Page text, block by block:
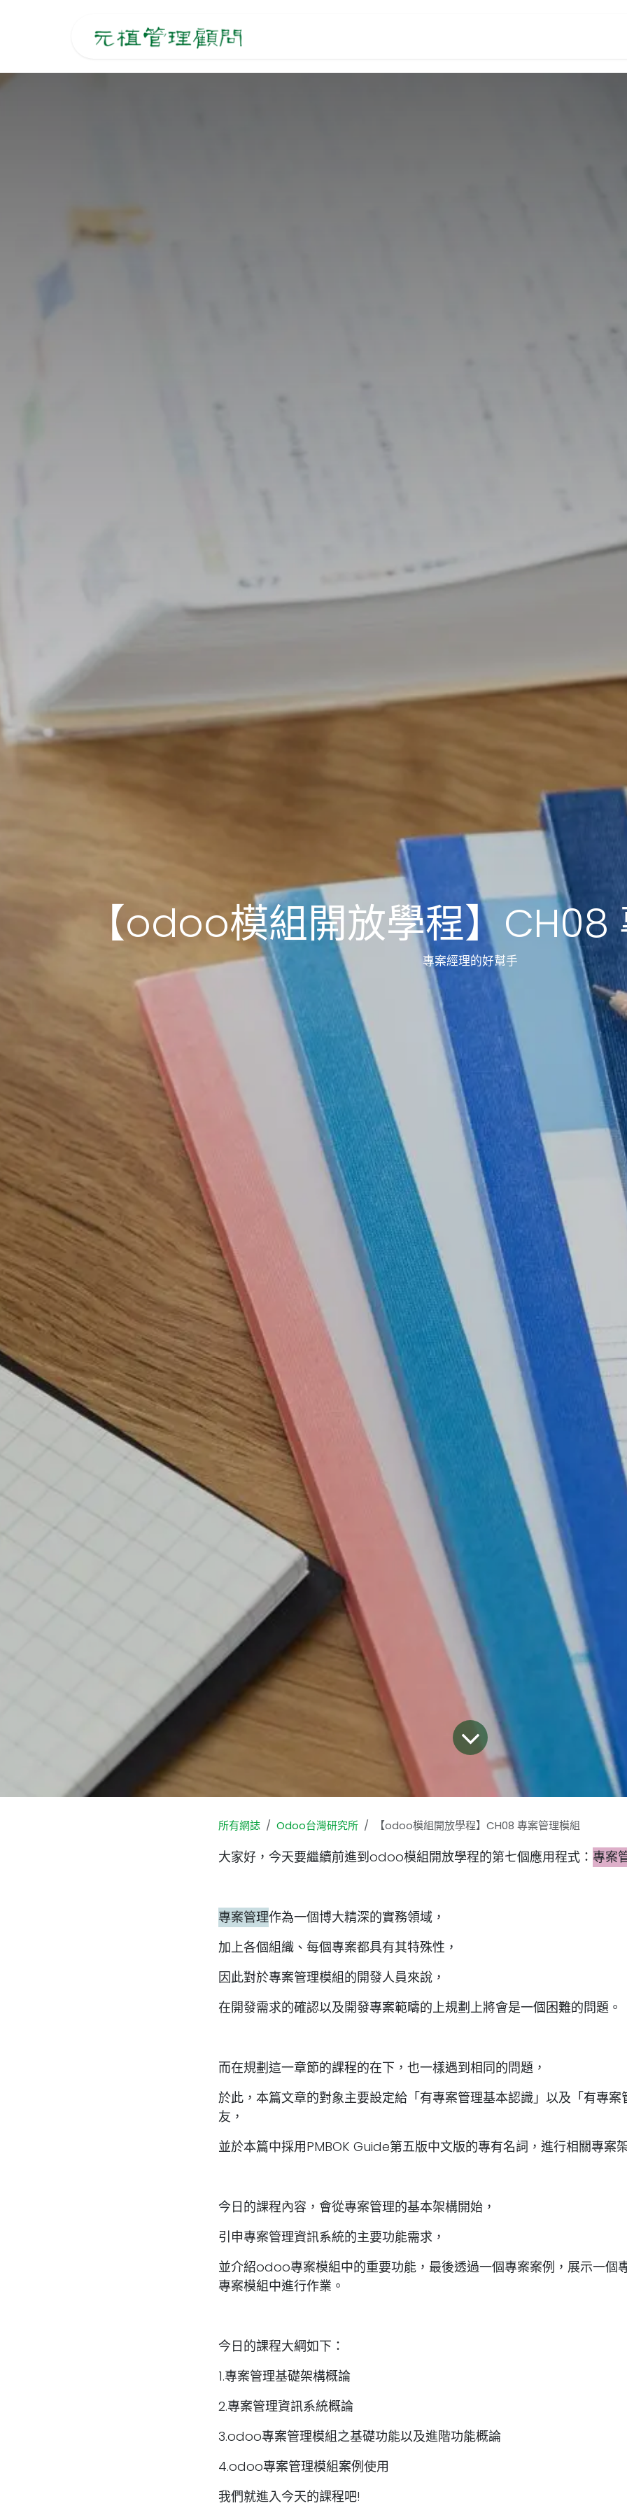
【odoo模組開放學程】CH08
專案經理的好幫手
所有網誌 Odoo台灣研究所 【odoo模組開放學程】CH08 專案管理模組
大家好，今天要繼續前進到odoo模組開放學程的第七個應用程式： 專案
專案管理作為一個博大精深的實務領域，
加上各個組織、每個專案都具有其特殊性，
因此對於專案管理模組的開發人員來說，
在開發需求的確認以及開發專案範疇的上規劃上將會是一個困難的問題。
而在規劃這一章節的課程的在下，也一樣遇到相同的問題，
於此，本篇文章的對象主要設定給「有專案管理基本認識」以及「有專案
友，
並於本篇中採用PMBOK Guide第五版中文版的專有名詞，進行相關專案
今日的課程內容，會從專案管理的基本架構開始，
引申專案管理資訊系統的主要功能需求，
並介紹odoo專案模組中的重要功能，最後透過一個專案案例，展示一
專案模組中進行作業。
今日的課程大綱如下：
1.專案管理基礎架構概論
2.專案管理資訊系統概論
3.odoo專案管理模組之基礎功能以及進階功能概論
4.odoo專案管理模組案例使用
我們就進入今天的課程吧!